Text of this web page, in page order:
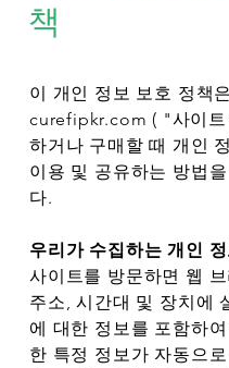
책
이 개인 정보 보호 정책은
curefipkr.com ( "사이
하거나 구매할 때 개인
이용 및 공유하는 방법
다.
우리가 수집하는 개인 정
사이트를 방문하면 웹
주소, 시간대 및 장치에
에 대한 정보를 포함하
한 특정 정보가 자동으